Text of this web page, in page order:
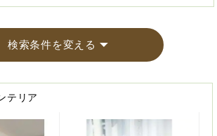
検索条件を変える
テリア